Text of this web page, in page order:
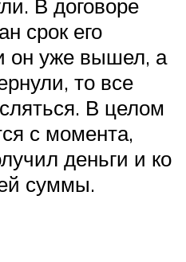
В договоре
срок его
он уже вышел, а
то все
В целом
с момента,
деньги и ко
суммы.